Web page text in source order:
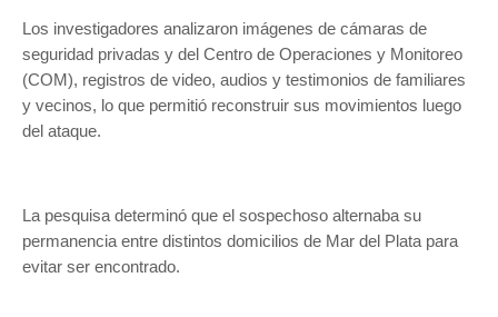
Los investigadores analizaron imágenes de cámaras de
seguridad privadas y del Centro de Operaciones y Monitoreo
(COM), registros de video, audios y testimonios de familiares
y vecinos, lo que permitió reconstruir sus movimientos luego
del ataque.
La pesquisa determinó que el sospechoso alternaba su
permanencia entre distintos domicilios de Mar del Plata para
evitar ser encontrado.